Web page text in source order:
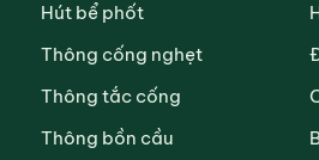
Hút bể phốt
Thông cống nghẹt
Thông tắc cống
Thông bồn cầu